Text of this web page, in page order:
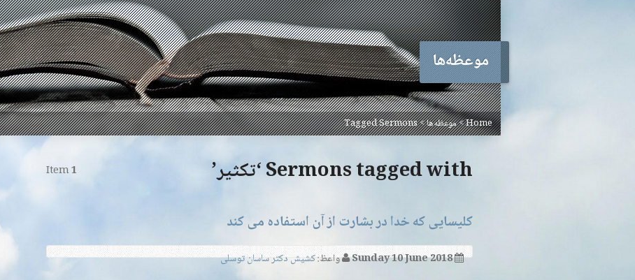
موعظه‌ها
Home
>موعظه‌ها>
Tagged Sermons
Sermons tagged with ‘تکثیر’ 1
کلیسایی که خدا در بشارت از آن استفاده می کند
Sunday 10 June 2018 واعظ:کشیش دکتر ساسان توسلی